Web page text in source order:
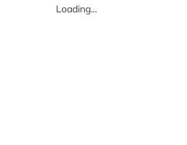
Loading...